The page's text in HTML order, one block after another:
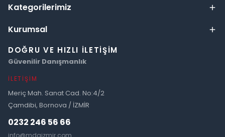
Kategorilerimiz
Kurumsal
DOĞRU VE HIZLI İLETIŞIM
Güvenilir Danışmanlık
İLETIŞIM
Meriç Mah. Sanat Cad. No:4/2
Çamdibi, Bornova / İZMİR
0232 246 56 66
info@mdaizmir.com